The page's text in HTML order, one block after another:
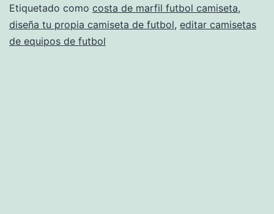
Etiquetado como costa de marfil futbol camiseta,
diseña tu propia camiseta de futbol, editar camisetas
de equipos de futbol